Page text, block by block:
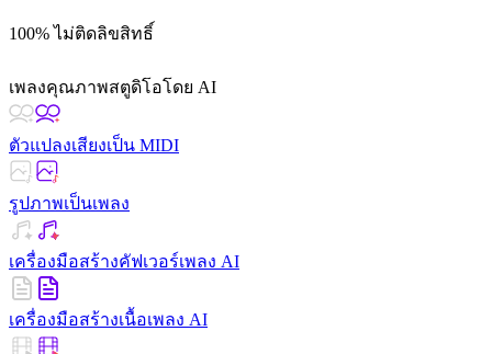
100% ไม่ติดลิขสิทธิ์
เพลงคุณภาพสตูดิโอโดย AI
ตัวแปลงเสียงเป็น MIDI
รูปภาพเป็นเพลง
เครื่องมือสร้างคัฟเวอร์เพลง AI
เครื่องมือสร้างเนื้อเพลง AI